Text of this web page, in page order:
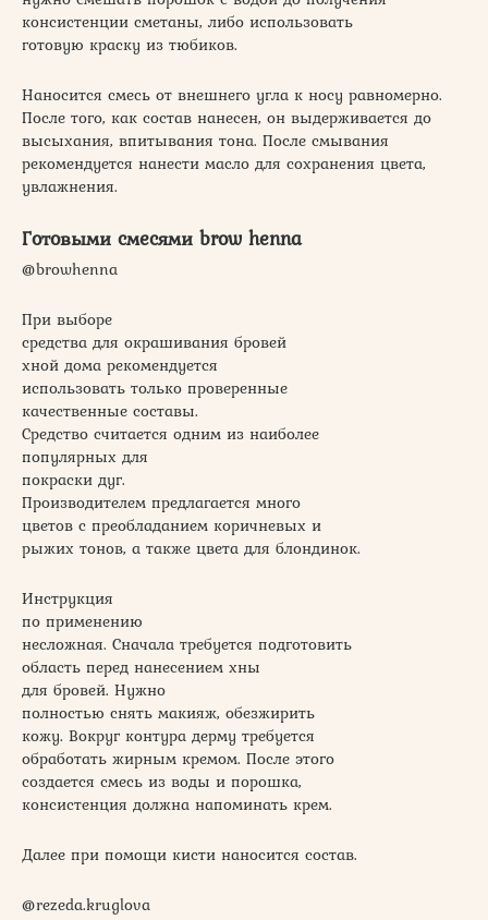
консистенции сметаны, либо использовать
готовую краску из тюбиков.
Наносится смесь от внешнего угла к носу равномерно.
После того, как состав нанесен, он выдерживается до
высыхания, впитывания тона. После смывания
рекомендуется нанести масло для сохранения цвета,
увлажнения.
Готовыми смесями brow henna
@browhenna
При выборе
средства для окрашивания бровей
хной дома рекомендуется
использовать только проверенные
качественные составы.
Средство считается одним из наиболее
популярных для
покраски дуг.
Производителем предлагается много
цветов с преобладанием коричневых и
рыжих тонов, а также цвета для блондинок.
Инструкция
по применению
несложная. Сначала требуется подготовить
область перед нанесением хны
для бровей. Нужно
полностью снять макияж, обезжирить
кожу. Вокруг контура дерму требуется
обработать жирным кремом. После этого
создается смесь из воды и порошка,
консистенция должна напоминать крем.
Далее при помощи кисти наносится состав.
@rezeda.kruglova